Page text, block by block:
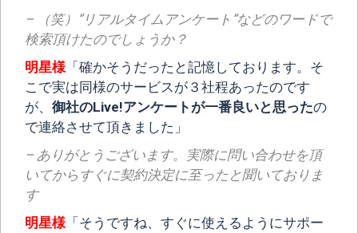
– （笑）”リアルタイムアンケート”などのワードで
検索頂けたのでしょうか？
明星様 「確かそうだったと記憶しております。そ
こで実は同様のサービスが３社程あったのです
が、 御社のLive!アンケートが一番良いと思ったの
で連絡させて頂きました」
– ありがとうございます。実際に問い合わせを頂
いてからすぐに契約決定に至ったと聞いておりま
す
明星様 「そうですね、すぐに使えるようにサポー